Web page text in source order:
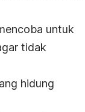
untuk
tidak
hidung